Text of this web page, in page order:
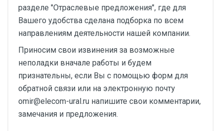
разделе "Отраслевые предложения", где для
Вашего удобства сделана подборка по всем
направлениям деятельности нашей компании.
Приносим свои извинения за возможные
неполадки вначале работы и будем
признательны, если Вы с помощью форм для
обратной связи или на электронную почту
omir@elecom-ural.ru напишите свои комментарии,
замечания и предложения.